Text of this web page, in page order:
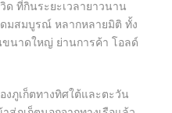
ที่กินระยะเวลายาวนาน
มสมบูรณ์ หลากหลายมิติ ทั้ง
นาดใหญ่ ย่านการค้า โอลด์
งภูเก็ตทางทิศใต้และตะวัน